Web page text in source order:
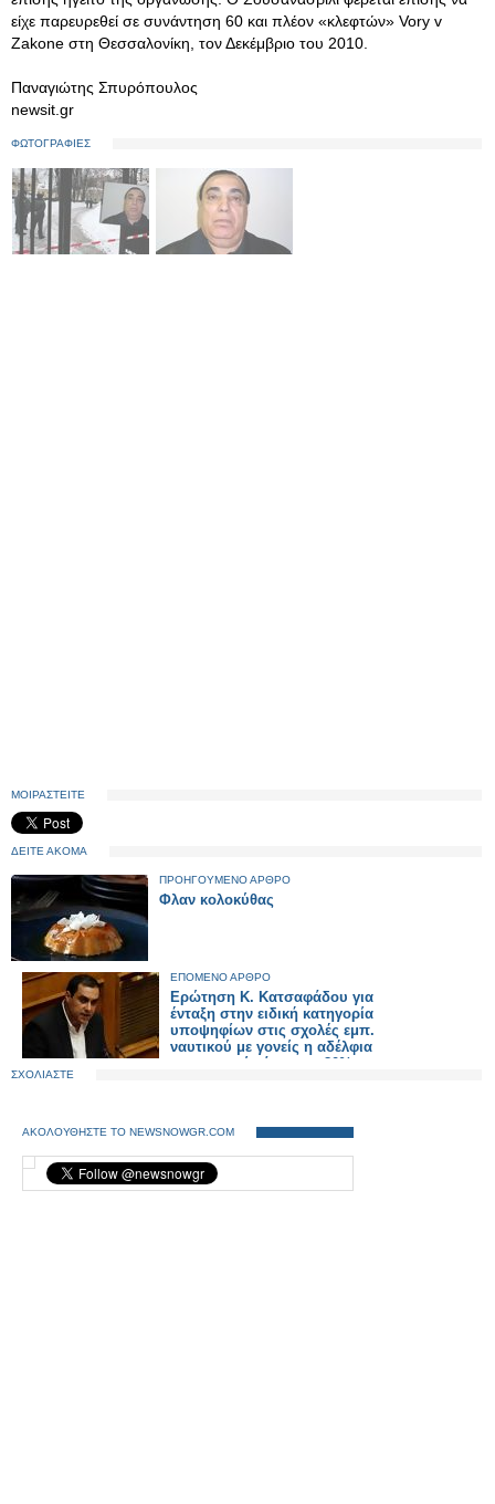
είχε παρευρεθεί σε συνάντηση 60 και πλέον «κλεφτών» Vory v
Zakone στη Θεσσαλονίκη, τον Δεκέμβριο του 2010.
Παναγιώτης Σπυρόπουλος
newsit.gr
ΦΩΤΟΓΡΑΦΙΕΣ
ΜΟΙΡΑΣΤΕΙΤΕ
ΔΕΙΤΕ ΑΚΟΜΑ
ΠΡΟΗΓΟΥΜΕΝΟ ΑΡΘΡΟ
Φλαν κολοκύθας
ΕΠΟΜΕΝΟ ΑΡΘΡΟ
Eρώτηση Κ. Κατσαφάδου για
ένταξη στην ειδική κατηγορία
υποψηφίων στις σχολές εμπ.
ναυτικού με γονείς η αδέλφια
με αναπηρία άνω του 80%
ΣΧΟΛΙΑΣΤΕ
ΑΚΟΛΟΥΘΗΣΤΕ ΤΟ NEWSNOWGR.COM